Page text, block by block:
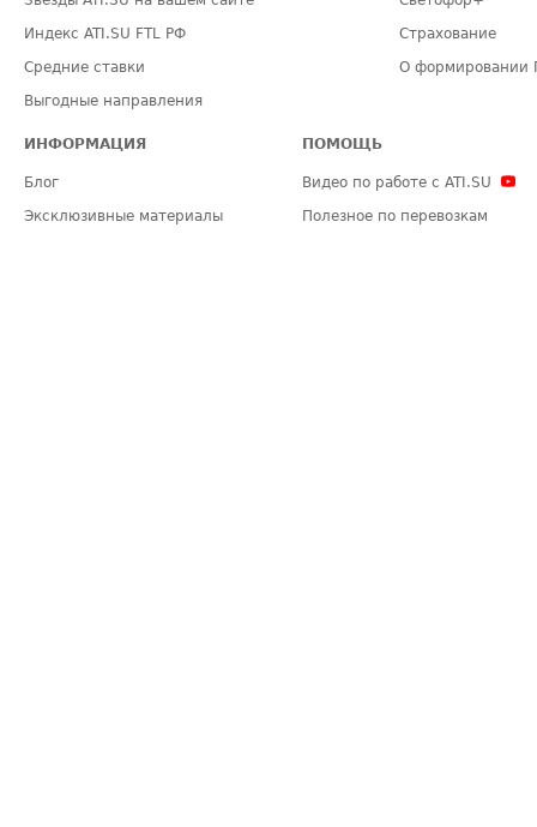
Индекс ATI.SU FTL РФ
Средние ставки
Выгодные направления
Страхование
О формировании
ИНФОРМАЦИЯ
Блог
Эксклюзивные материалы
ПОМОЩЬ
Видео по работе с ATI.SU
Полезное по перевозкам